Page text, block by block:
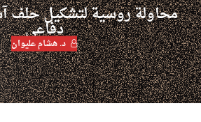
محاولة روسية لتشكيل حلف
دفاعي
د. هشام عليوان